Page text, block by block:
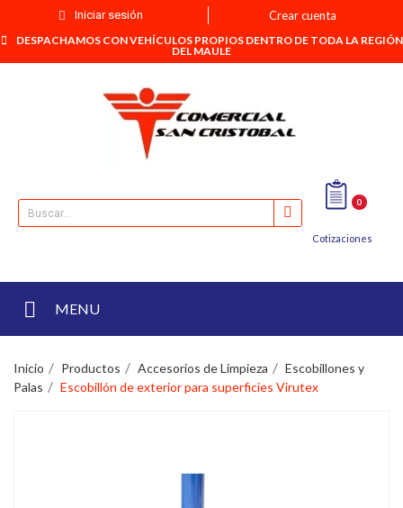
Iniciar sesión Crear cuenta
DESPACHAMOS CON VEHÍCULOS PROPIOS DENTRO DE TODA LA REGIÓN
DEL MAULE
0
Cotizaciones
MENU
Inicio Productos Accesorios de Limpieza
Escobillones y
Palas
Escobillón de exterior para superficies Virutex